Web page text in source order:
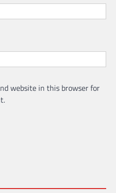
website in this browser for